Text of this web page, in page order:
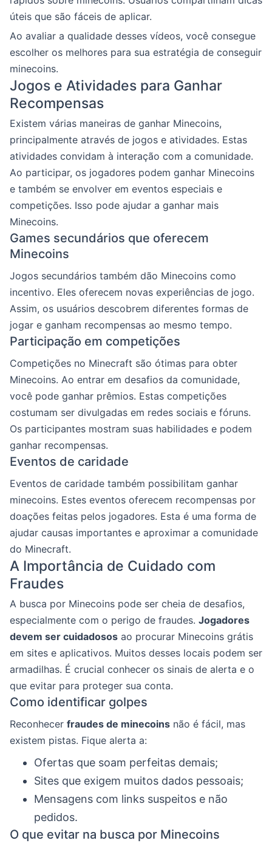
úteis que são fáceis de aplicar.
Ao avaliar a qualidade desses vídeos, você consegue
escolher os melhores para sua estratégia de conseguir
minecoins.
Jogos e Atividades para Ganhar
Recompensas
Existem várias maneiras de ganhar Minecoins,
principalmente através de jogos e atividades. Estas
atividades convidam à interação com a comunidade.
Ao participar, os jogadores podem ganhar Minecoins
e também se envolver em eventos especiais e
competições. Isso pode ajudar a ganhar mais
Minecoins.
Games secundários que oferecem
Minecoins
Jogos secundários também dão Minecoins como
incentivo. Eles oferecem novas experiências de jogo.
Assim, os usuários descobrem diferentes formas de
jogar e ganham recompensas ao mesmo tempo.
Participação em competições
Competições no Minecraft são ótimas para obter
Minecoins. Ao entrar em desafios da comunidade,
você pode ganhar prêmios. Estas competições
costumam ser divulgadas em redes sociais e fóruns.
Os participantes mostram suas habilidades e podem
ganhar recompensas.
Eventos de caridade
Eventos de caridade também possibilitam ganhar
minecoins. Estes eventos oferecem recompensas por
doações feitas pelos jogadores. Esta é uma forma de
ajudar causas importantes e aproximar a comunidade
do Minecraft.
A Importância de Cuidado com
Fraudes
A busca por Minecoins pode ser cheia de desafios,
especialmente com o perigo de fraudes. Jogadores
devem ser cuidadosos ao procurar Minecoins grátis
em sites e aplicativos. Muitos desses locais podem ser
armadilhas. É crucial conhecer os sinais de alerta e o
que evitar para proteger sua conta.
Como identificar golpes
Reconhecer fraudes de minecoins não é fácil, mas
existem pistas. Fique alerta a:
Ofertas que soam perfeitas demais;
Sites que exigem muitos dados pessoais;
Mensagens com links suspeitos e não
pedidos.
O que evitar na busca por Minecoins